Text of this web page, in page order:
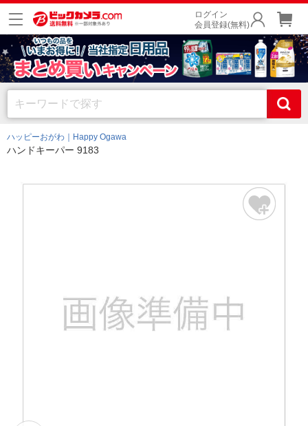
ログイン
会員登録(無料)
ハッピーおがわ｜Happy Ogawa
ハンドキーパー 9183